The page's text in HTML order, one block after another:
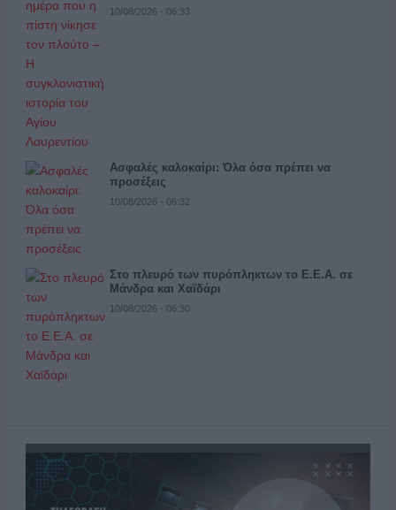
10/08/2026 - 06:33
Ασφαλές καλοκαίρι: Όλα όσα πρέπει να
προσέξεις
10/08/2026 - 06:32
Στο πλευρό των πυρόπληκτων το Ε.Ε.Α. σε
Μάνδρα και Χαϊδάρι
10/08/2026 - 06:30